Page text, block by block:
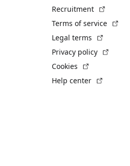
Recruitment
Terms of service
Legal terms
Privacy policy
Cookies
Help center